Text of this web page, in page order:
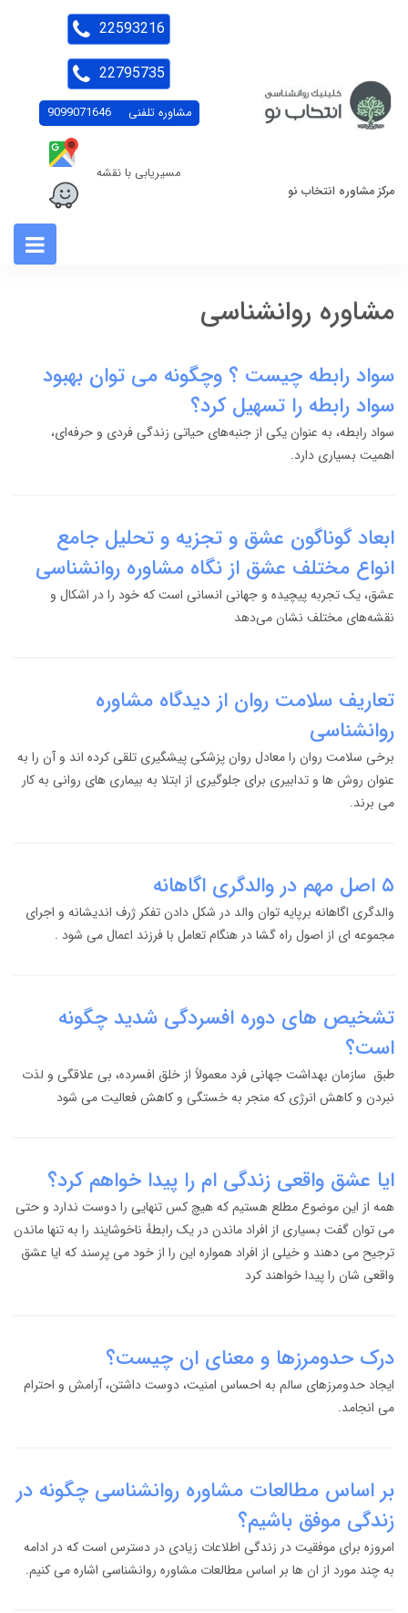
مرکز مشاوره انتخاب نو
مشاوره تلفنی 9099071646
مسیریابی با نقشه
22593216
22795735
مشاوره روانشناسی
سواد رابطه چیست ؟ و‌چگونه می توان بهبود
سواد رابطه را تسهیل کرد؟
سواد رابطه، به عنوان یکی از جنبه‌های حیاتی زندگی فردی و حرفه‌ای،
اهمیت بسیاری دارد.
ابعاد گوناگون عشق و تجزیه و تحلیل جامع
انواع مختلف عشق از نگاه مشاوره روانشناسی
عشق، یک تجربه پیچیده و جهانی انسانی است که خود را در اشکال و
نقشه‌های مختلف نشان می‌دهد
تعاریف سلامت روان از دیدگاه مشاوره
روانشناسی
برخی سلامت روان را معادل روان پزشکی پیشگیری تلقی کرده اند و آن را به
عنوان روش ها و تدابیری برای جلوگیری از ابتلا به بیماری های روانی به کار
می برند.
۵ اصل مهم در والدگری اگاهانه
والدگری اگاهانه برپایه توان والد در شکل دادن تفکر ژرف اندیشانه و اجرای
مجموعه ای از اصول راه گشا در هنگام تعامل با فرزند اعمال می شود .
تشخیص های دوره افسردگی شدید چگونه
است؟
طبق سازمان بهداشت جهانی فرد معمولاً از خلق افسرده، بی علاقگی و لذت
نبردن و کاهش انرژی که منجر به خستگی و کاهش فعالیت می شود
ایا عشق واقعی زندگی ام را پیدا خواهم کرد؟
همه از این موضوع مطلع هستیم که هیچ کس تنهایی را دوست ندارد و حتی
می توان گفت بسیاری از افراد ماندن در یک رابطهٔ ناخوشایند را به تنها ماندن
ترجیح می دهند و خیلی از افراد همواره این را از خود می پرسند که ایا عشق
واقعی شان را پیدا خواهند کرد
درک حدومرزها و معنای ان چیست؟
ایجاد حدومرزهای سالم به احساس امنیت، دوست داشتن، آرامش و احترام
می انجامد.
بر اساس مطالعات مشاوره روانشناسی چگونه در
زندگی موفق باشیم؟
امروزه برای موفقیت در زندگی اطلاعات زیادی در دسترس است که در ادامه
به چند مورد از ان ها بر اساس مطالعات مشاوره روانشناسی اشاره می کنیم.